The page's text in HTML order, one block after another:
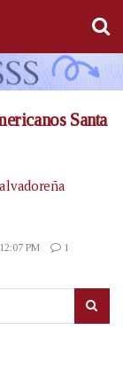
Santa
PM
1